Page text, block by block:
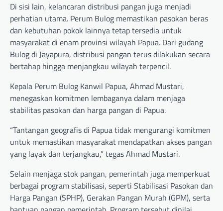
Di sisi lain, kelancaran distribusi pangan juga menjadi
perhatian utama. Perum Bulog memastikan pasokan beras
dan kebutuhan pokok lainnya tetap tersedia untuk
masyarakat di enam provinsi wilayah Papua. Dari gudang
Bulog di Jayapura, distribusi pangan terus dilakukan secara
bertahap hingga menjangkau wilayah terpencil.
Kepala Perum Bulog Kanwil Papua, Ahmad Mustari,
menegaskan komitmen lembaganya dalam menjaga
stabilitas pasokan dan harga pangan di Papua.
“Tantangan geografis di Papua tidak mengurangi komitmen
untuk memastikan masyarakat mendapatkan akses pangan
yang layak dan terjangkau,” tegas Ahmad Mustari.
Selain menjaga stok pangan, pemerintah juga memperkuat
berbagai program stabilisasi, seperti Stabilisasi Pasokan dan
Harga Pangan (SPHP), Gerakan Pangan Murah (GPM), serta